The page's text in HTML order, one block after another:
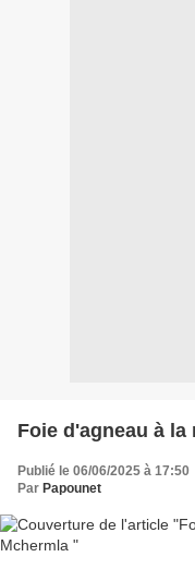
Foie d'agneau à
Publié le 06/06/2025 à 17:50
Par Papounet